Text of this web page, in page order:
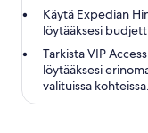
Käytä Expedian
löytääksesi
Tarkista VIP
löytääksesi
valituissa kohteissa.